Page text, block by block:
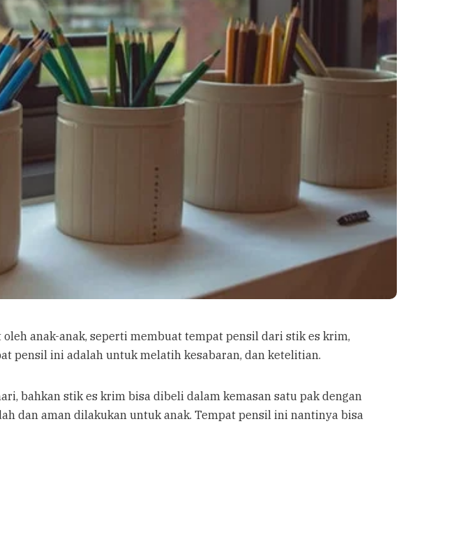
anak-anak, seperti membuat tempat pensil dari stik es krim,
pensil ini adalah untuk melatih kesabaran, dan ketelitian.
bahkan stik es krim bisa dibeli dalam kemasan satu pak dengan
dan aman dilakukan untuk anak. Tempat pensil ini nantinya bisa